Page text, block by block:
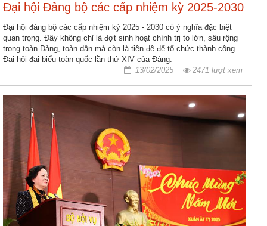
Đại hội Đảng bộ các cấp nhiệm kỳ 2025-2030
Đại hội đảng bộ các cấp nhiệm kỳ 2025 - 2030 có ý nghĩa đặc biệt
quan trọng. Đây không chỉ là đợt sinh hoạt chính trị to lớn, sâu rộng
trong toàn Đảng, toàn dân mà còn là tiền đề để tổ chức thành công
Đại hội đại biểu toàn quốc lần thứ XIV của Đảng.
13/02/2025
2471 lượt xem